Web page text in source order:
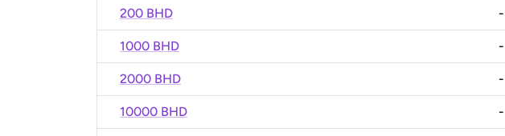
200 BHD -
1000 BHD -
2000 BHD -
10000 BHD -